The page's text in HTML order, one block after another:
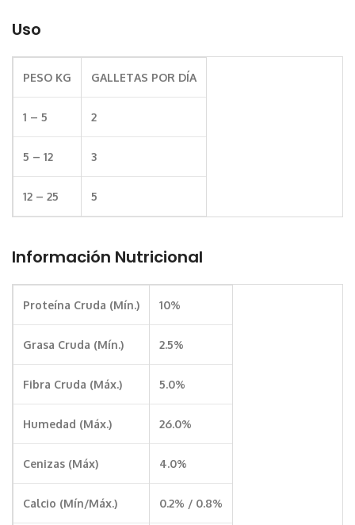
Uso
PESO KG GALLETAS POR DÍA
1 – 5 2
5 – 12 3
12 – 25 5
Información Nutricional
Proteína Cruda (Mín.) 10%
Grasa Cruda (Mín.) 2.5%
Fibra Cruda (Máx.) 5.0%
Humedad (Máx.) 26.0%
Cenizas (Máx) 4.0%
Calcio (Mín/Máx.) 0.2% / 0.8%